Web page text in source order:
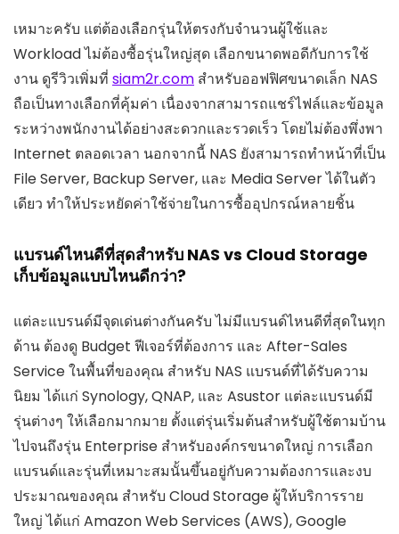
เหมาะครับ แต่ต้องเลือกรุ่นให้ตรงกับจำนวนผู้ใช้และ
Workload ไม่ต้องซื้อรุ่นใหญ่สุด เลือกขนาดพอดีกับการใช้
งาน ดูรีวิวเพิ่มที่ siam2r.com สำหรับออฟฟิศขนาดเล็ก NAS
ถือเป็นทางเลือกที่คุ้มค่า เนื่องจากสามารถแชร์ไฟล์และข้อมูล
ระหว่างพนักงานได้อย่างสะดวกและรวดเร็ว โดยไม่ต้องพึ่งพา
Internet ตลอดเวลา นอกจากนี้ NAS ยังสามารถทำหน้าที่เป็น
File Server, Backup Server, และ Media Server ได้ในตัว
เดียว ทำให้ประหยัดค่าใช้จ่ายในการซื้ออุปกรณ์หลายชิ้น
แบรนด์ไหนดีที่สุดสำหรับ NAS vs Cloud Storage
เก็บข้อมูลแบบไหนดีกว่า?
แต่ละแบรนด์มีจุดเด่นต่างกันครับ ไม่มีแบรนด์ไหนดีที่สุดในทุก
ด้าน ต้องดู Budget ฟีเจอร์ที่ต้องการ และ After-Sales
Service ในพื้นที่ของคุณ สำหรับ NAS แบรนด์ที่ได้รับความ
นิยม ได้แก่ Synology, QNAP, และ Asustor แต่ละแบรนด์มี
รุ่นต่างๆ ให้เลือกมากมาย ตั้งแต่รุ่นเริ่มต้นสำหรับผู้ใช้ตามบ้าน
ไปจนถึงรุ่น Enterprise สำหรับองค์กรขนาดใหญ่ การเลือก
แบรนด์และรุ่นที่เหมาะสมนั้นขึ้นอยู่กับความต้องการและงบ
ประมาณของคุณ สำหรับ Cloud Storage ผู้ให้บริการราย
ใหญ่ ได้แก่ Amazon Web Services (AWS), Google